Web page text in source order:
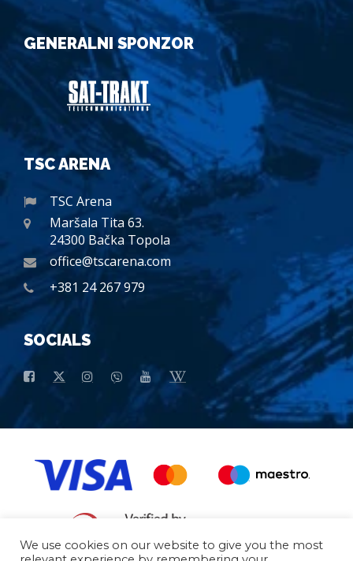
GENERALNI SPONZOR
TSC ARENA
TSC Arena
Maršala Tita 63.
24300 Bačka Topola
office@tscarena.com
+381 24 267 979
SOCIALS
We use cookies on our website to give you the most